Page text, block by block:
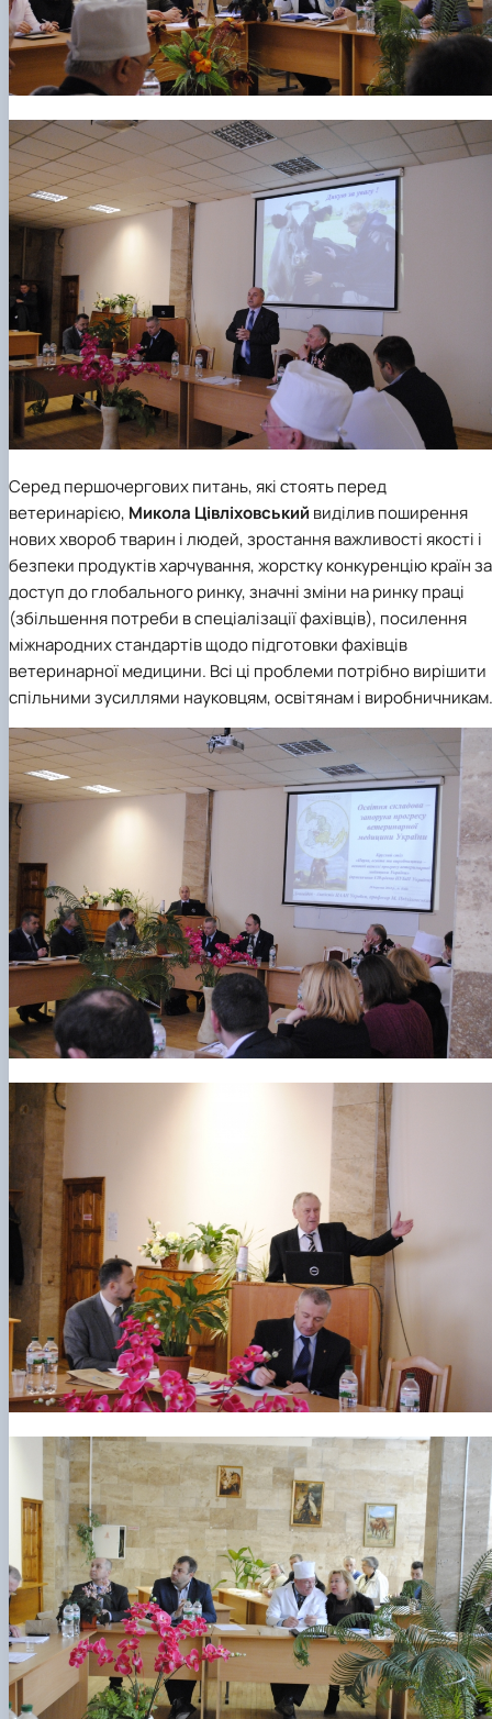
Серед першочергових питань, які стоять перед
ветеринарією, Микола Цівліховський виділив поширення
нових хвороб тварин і людей, зростання важливості якості і
безпеки продуктів харчування, жорстку конкуренцію країн за
доступ до глобального ринку, значні зміни на ринку праці
(збільшення потреби в спеціалізації фахівців), посилення
міжнародних стандартів щодо підготовки фахівців
ветеринарної медицини. Всі ці проблеми потрібно вирішити
спільними зусиллями науковцям, освітянам і виробничникам.